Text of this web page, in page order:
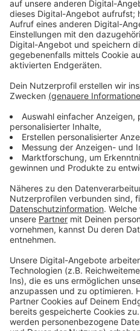
Anzeige
Polizei registrierte
auf dem Gelände
Anzeige
Der Besitzer des Areals hat
reagiert. In der NRZ erklärt
Ratsmitglied, der Mann sei
erreichbar. Das Problem mit
besteht offenbar schon seit
einschließlich August
fast 140 Einsätze an dem
geht es zum kompletten
Anzeige